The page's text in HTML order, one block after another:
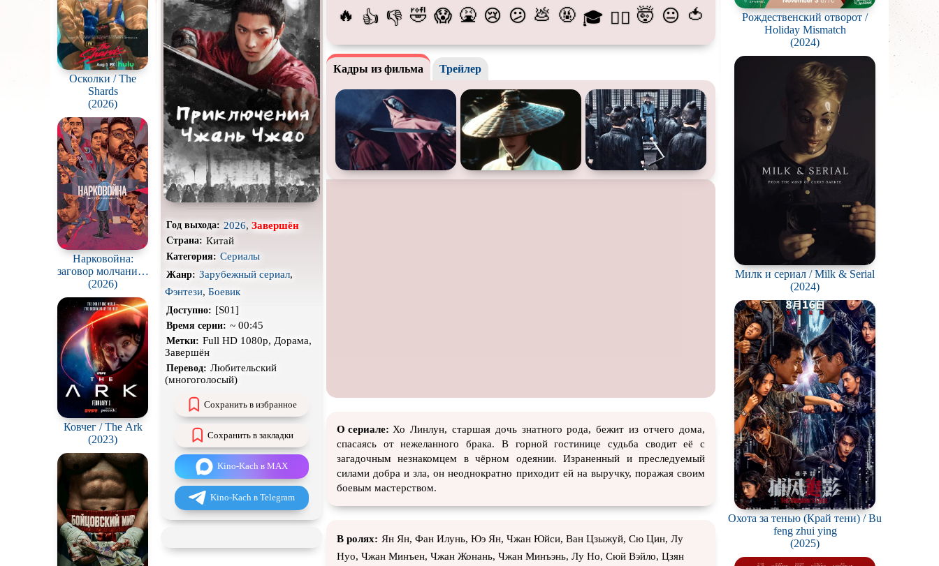
Осколки / The
Shards
(2026)
Нарковойна:
заговор молчания /
Drug War: A
Conspiracy of Silence
(2026)
Ковчег / The Ark
(2023)
Про апокалипсис Про богов Про богатых Про вампиров
Про ведьм Про викингов Про выживание Про гангстеров
Про гонки Про деревню Про динозавров
Про животных Про зомби Про инопланетян
Про корабли и подводные
лодки
Про космос
Про любовь Про маньяков исерийных
убийц
Про мафию
Про оборотней Про пиратов Про подростков Про путешествияво
времени
Про роботов
Про рыцарей
Про снайперов
Про тюрьму
Про шпионов
Роуд-муви
Стимпанк
Экранизация
Год выхода: 2026, Завершён
Страна: Китай
Категория: Сериалы
Жанр: Зарубежный сериал,
Фэнтези, Боевик
Доступно: [S01]
Время серии: ~ 00:45
Метки: Full HD 1080p, Дорама,
Завершён
Перевод: Любительский
(многоголосый)
Сохранить в избранное
Сохранить в закладки
Kino-Kach в MAX
Kino-Kach в Telegram
🔥 👍 👎 🤣 😱 🤮 😢 😕 💩 🤬 🎓 😵‍💫 🤯 😐 🍅
Кадры из фильма Трейлер
О сериале: Хо Линлун, старшая дочь знатного рода, бежит из отчего дома,
спасаясь от нежеланного брака. В горной гостинице судьба сводит её с
загадочным незнакомцем в чёрном одеянии. Израненный и преследуемый
силами добра и зла, он неоднократно приходит ей на выручку, поражая своим
боевым мастерством.
В ролях: Ян Ян, Фан Илунь, Юэ Ян, Чжан Юйси, Ван Цзыжуй, Сю Цин, Лу
Нуо, Чжан Минъен, Чжан Жонань, Чжан Минъэнь, Лу Но, Сюй Вэйло, Цзян
Рождественский отворот /
Holiday Mismatch
(2024)
Милк и сериал / Milk & Serial
(2024)
Охота за тенью (Край тени) / Bu
feng zhui ying
(2025)